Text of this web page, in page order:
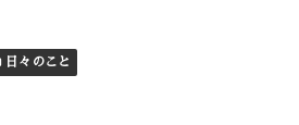
日々のこと